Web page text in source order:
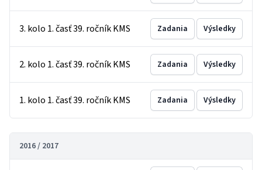
3. kolo 1. časť 39. ročník KMS Zadania Výsledky
2. kolo 1. časť 39. ročník KMS Zadania Výsledky
1. kolo 1. časť 39. ročník KMS Zadania Výsledky
2016 / 2017